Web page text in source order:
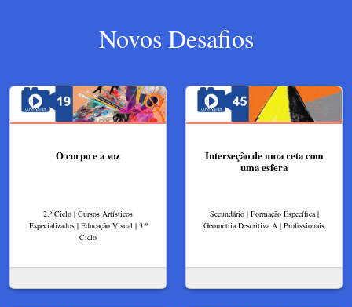
Novos Desafios
O corpo e a voz
2.º Ciclo | Cursos Artísticos
Especializados | Educação Visual | 3.º
Ciclo
Interseção de uma reta com
uma esfera
Secundário | Formação Específica |
Geometria Descritiva A | Profissionais